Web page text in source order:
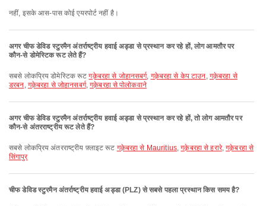
नहीं, इसके आस-पास कोई एयरपोर्ट नहीं है।
अगर चीफ डेविड स्टुरमैन अंतर्राष्ट्रीय हवाई अड्डा से प्रस्थान कर रहे हों, लोग आमतौर पर
कौन-से डोमेस्टिक रूट लेते हैं?
सबसे लोकप्रिय डोमेस्टिक रूटगक़ेबरहा से जोहानसबर्ग, गक़ेबरहा से केप टाउन, गक़ेबरहा से
डरबन, गक़ेबरहा से जोहानसबर्ग,गक़ेबरहा से पोलोकवाने
अगर चीफ डेविड स्टुरमैन अंतर्राष्ट्रीय हवाई अड्डा से प्रस्थान कर रहे हों, तो लोग आमतौर पर
कौन-से अंतरराष्ट्रीय रूट लेते हैं?
सबसे लोकप्रिय अंतरराष्ट्रीय फ़्लाइट रूट गक़ेबरहा से Mauritius,गक़ेबरहा से हरारे,गक़ेबरहा से
सिंगापुर
चीफ डेविड स्टुरमैन अंतर्राष्ट्रीय हवाई अड्डा (PLZ) से सबसे पहला प्रस्थान किस समय है?